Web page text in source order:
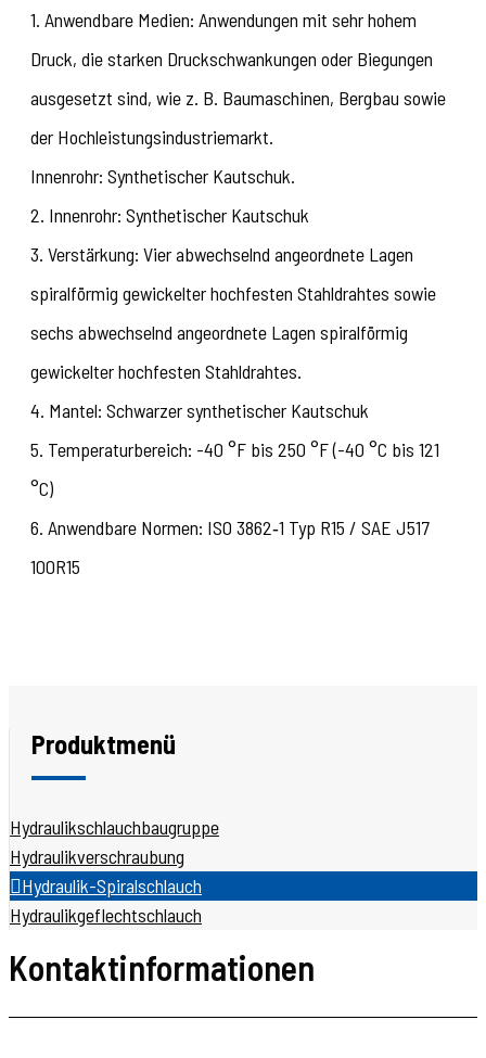
1. Anwendbare Medien: Anwendungen mit sehr hohem
Druck, die starken Druckschwankungen oder Biegungen
ausgesetzt sind, wie z. B. Baumaschinen, Bergbau sowie
der Hochleistungsindustriemarkt.
Innenrohr: Synthetischer Kautschuk.
2. Innenrohr: Synthetischer Kautschuk
3. Verstärkung: Vier abwechselnd angeordnete Lagen
spiralförmig gewickelter hochfesten Stahldrahtes sowie
sechs abwechselnd angeordnete Lagen spiralförmig
gewickelter hochfesten Stahldrahtes.
4. Mantel: Schwarzer synthetischer Kautschuk
5. Temperaturbereich: -40 °F bis 250 °F (-40 °C bis 121
°C)
6. Anwendbare Normen: ISO 3862‑1 Typ R15 / SAE J517
100R15
Produktmenü
Hydraulikschlauchbaugruppe
Hydraulikverschraubung
Hydraulik-Spiralschlauch
Hydraulikgeflechtschlauch
Kontaktinformationen